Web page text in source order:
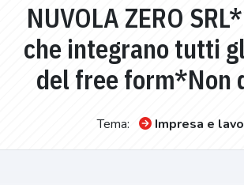
NUVOLA ZERO
che integrano tutti
del free form*Non
Tema: Impresa e